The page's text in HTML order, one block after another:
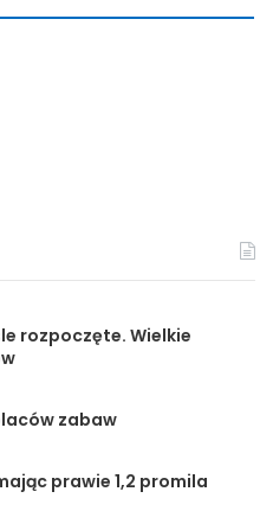
rozpoczęte. Wielkie
zabaw
prawie 1,2 promila